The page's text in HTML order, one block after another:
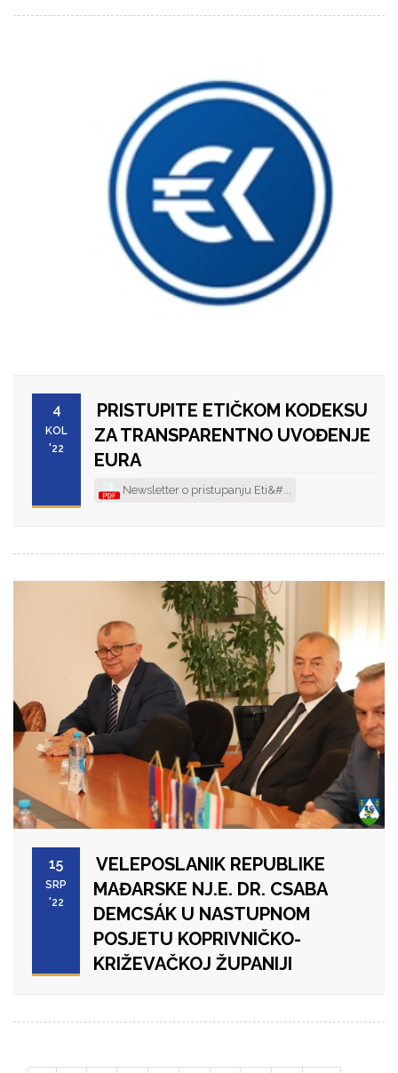
4
KOL
'22
PRISTUPITE ETIČKOM KODEKSU
ZA TRANSPARENTNO UVOĐENJE
EURA
Newsletter o pristupanju Eti&#...
15
SRP
'22
VELEPOSLANIK REPUBLIKE
MAĐARSKE NJ.E. DR. CSABA
DEMCSÁK U NASTUPNOM
POSJETU KOPRIVNIČKO-
KRIŽEVAČKOJ ŽUPANIJI